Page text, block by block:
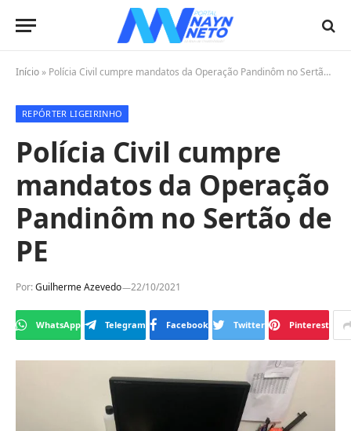
Início » Polícia Civil cumpre mandatos da Operação Pandinôm no Sertão de PE
REPÓRTER LIGEIRINHO
Polícia Civil cumpre
mandatos da Operação
Pandinôm no Sertão de
PE
Por:Guilherme Azevedo 22/10/2021
WhatsApp Telegram Facebook Twitter Pinterest